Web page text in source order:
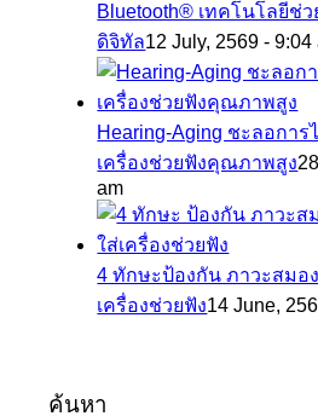
Bluetooth® เทคโนโลยีช่
ดิจิทัล12 July, 2569 - 9:04
Hearing-Aging ชะลอการ
เครื่องช่วยฟังคุณภาพสูง
am
4 ทักษะป้องกัน ภาวะสมอ
เครื่องช่วยฟัง14 June,
ค้นหา